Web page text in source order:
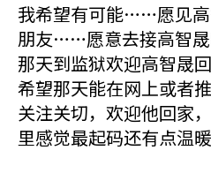
我希望有可能……愿见
朋友……愿意去接高智晟
那天到监狱欢迎高智晟
希望那天能在网上或者
关注关切，欢迎他回家
里感觉最起码还有点温暖